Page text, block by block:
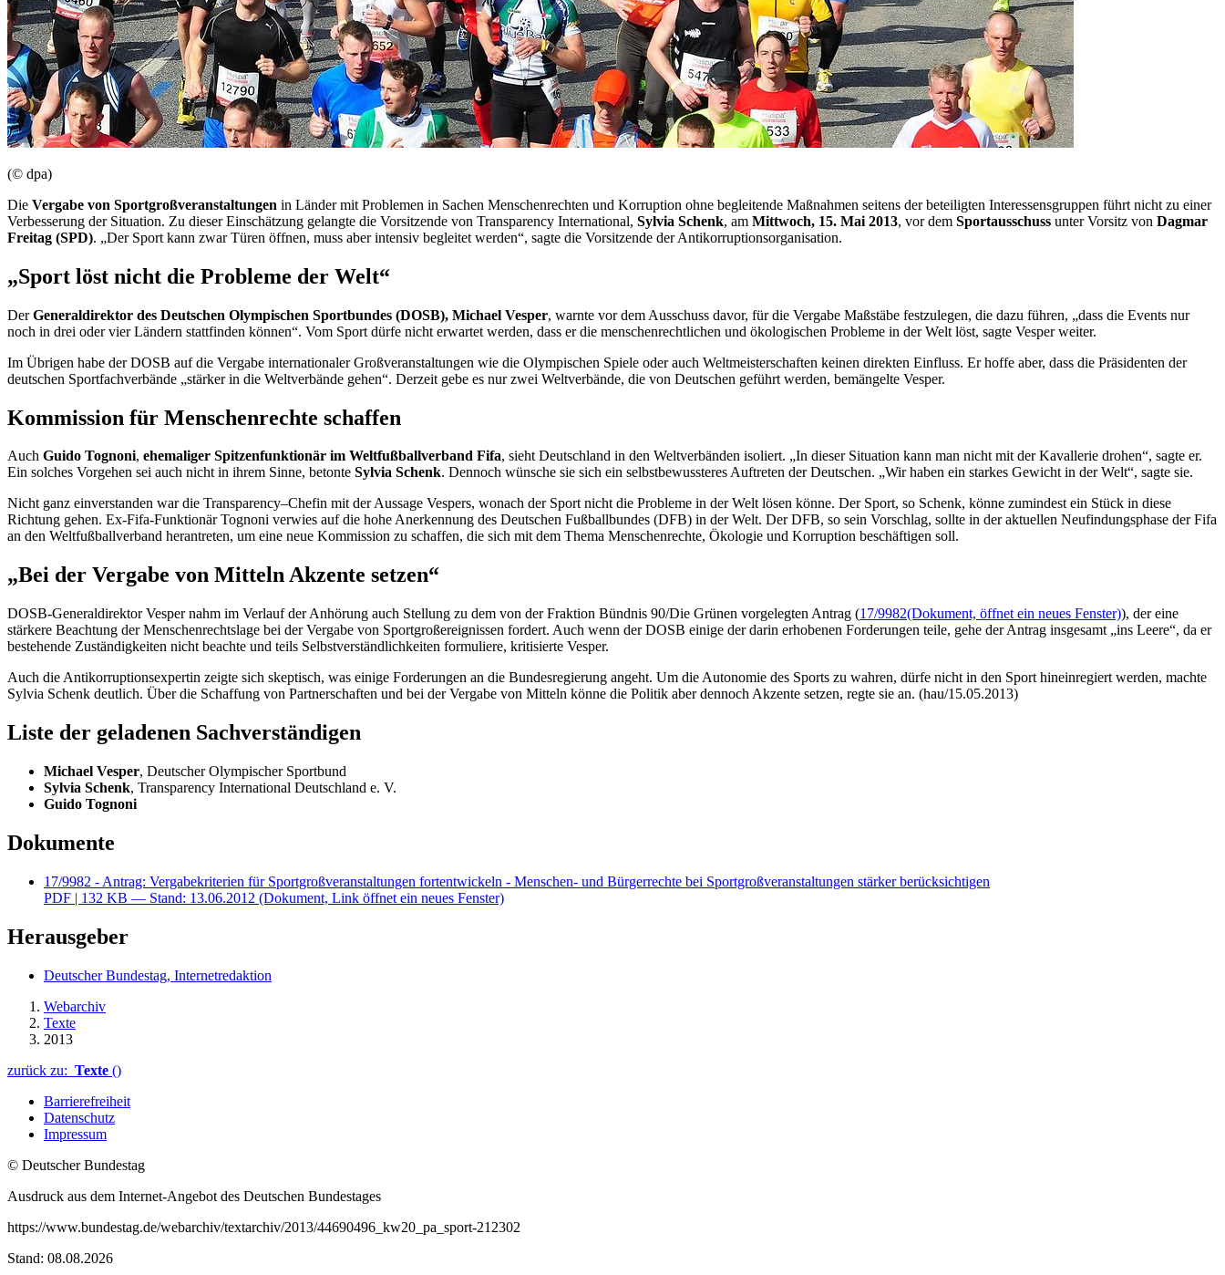
(© dpa)
Die Vergabe von Sportgroßveranstaltungen in Länder mit Problemen in Sachen Menschenrechten und Korruption ohne begleitende Maßnahmen seitens der beteiligten Interessensgruppen führt nicht zu einer
Verbesserung der Situation. Zu dieser Einschätzung gelangte die Vorsitzende von Transparency International, Sylvia Schenk, am Mittwoch, 15. Mai 2013, vor dem Sportausschuss unter Vorsitz von Dagmar
Freitag (SPD). „Der Sport kann zwar Türen öffnen, muss aber intensiv begleitet werden“, sagte die Vorsitzende der Antikorruptionsorganisation.
„Sport löst nicht die Probleme der Welt“
DerGeneraldirektor des Deutschen Olympischen Sportbundes (DOSB), Michael Vesper, warnte vor dem Ausschuss davor, für die Vergabe Maßstäbe festzulegen, die dazu führen, „dass die Events nur
noch in drei oder vier Ländern stattfinden können“. Vom Sport dürfe nicht erwartet werden, dass er die menschenrechtlichen und ökologischen Probleme in der Welt löst, sagte Vesper weiter.
Im Übrigen habe der DOSB auf die Vergabe internationaler Großveranstaltungen wie die Olympischen Spiele oder auch Weltmeisterschaften keinen direkten Einfluss. Er hoffe aber, dass die Präsidenten der
deutschen Sportfachverbände „stärker in die Weltverbände gehen“. Derzeit gebe es nur zwei Weltverbände, die von Deutschen geführt werden, bemängelte Vesper.
Kommission für Menschenrechte schaffen
Auch Guido Tognoni, ehemaliger Spitzenfunktionär im Weltfußballverband Fifa, sieht Deutschland in den Weltverbänden isoliert. „In dieser Situation kann man nicht mit der Kavallerie drohen“, sagte er.
Ein solches Vorgehen sei auch nicht in ihrem Sinne, betonte Sylvia Schenk. Dennoch wünsche sie sich ein selbstbewussteres Auftreten der Deutschen. „Wir haben ein starkes Gewicht in der Welt“, sagte sie.
Nicht ganz einverstanden war die Transparency–Chefin mit der Aussage Vespers, wonach der Sport nicht die Probleme in der Welt lösen könne. Der Sport, so Schenk, könne zumindest ein Stück in diese
Richtung gehen. Ex-Fifa-FunktionärTognoni verwies auf die hohe Anerkennung des Deutschen Fußballbundes (DFB) in der Welt. Der DFB, so sein Vorschlag, sollte in der aktuellen Neufindungsphase der Fifa
an den Weltfußballverband herantreten, um eine neue Kommission zu schaffen, die sich mit dem Thema Menschenrechte, Ökologie und Korruption beschäftigen soll.
„Bei der Vergabe von Mitteln Akzente setzen“
DOSB-Generaldirektor Vesper nahm im Verlauf der Anhörung auch Stellung zu dem von der Fraktion Bündnis 90/Die Grünen vorgelegten Antrag (17/9982(Dokument, öffnet ein neues Fenster)), der eine
stärkere Beachtung der Menschenrechtslage bei der Vergabe von Sportgroßereignissen fordert. Auch wenn der DOSB einige der darin erhobenen Forderungen teile, gehe der Antrag insgesamt „ins Leere“, da er
bestehende Zuständigkeiten nicht beachte und teils Selbstverständlichkeiten formuliere, kritisierte Vesper.
Auch die Antikorruptionsexpertin zeigte sich skeptisch, was einige Forderungen an die Bundesregierung angeht. Um die Autonomie des Sports zu wahren, dürfe nicht in den Sport hineinregiert werden, machte
Sylvia Schenk deutlich. Über die Schaffung von Partnerschaften und bei der Vergabe von Mitteln könne die Politik aber dennoch Akzente setzen, regte sie an. (hau/15.05.2013)
Liste der geladenen Sachverständigen
Michael Vesper, Deutscher Olympischer Sportbund
Sylvia Schenk, Transparency International Deutschland e. V.
Guido Tognoni
Dokumente
17/9982 - Antrag: Vergabekriterien für Sportgroßveranstaltungen fortentwickeln - Menschen- und Bürgerrechte bei Sportgroßveranstaltungen stärker berücksichtigen
PDF | 132 KB — Stand: 13.06.2012 (Dokument, Link öffnet ein neues Fenster)
Herausgeber
Deutscher Bundestag, Internetredaktion
Webarchiv
Texte
2013
zurück zu: Texte ()
Barrierefreiheit
Datenschutz
Impressum
© Deutscher Bundestag
Ausdruck aus dem Internet-Angebot des Deutschen Bundestages
https://www.bundestag.de/webarchiv/textarchiv/2013/44690496_kw20_pa_sport-212302
Stand: 08.08.2026